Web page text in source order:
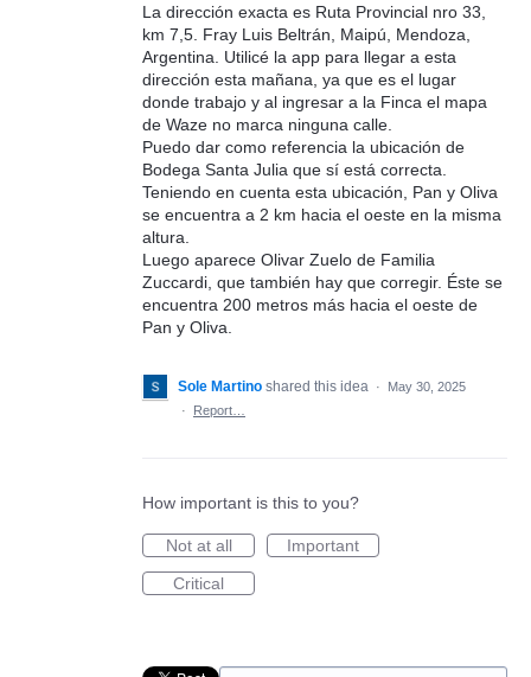
La dirección exacta es Ruta Provincial nro 33,
km 7,5. Fray Luis Beltrán, Maipú, Mendoza,
Argentina. Utilicé la app para llegar a esta
dirección esta mañana, ya que es el lugar
donde trabajo y al ingresar a la Finca el mapa
de Waze no marca ninguna calle.
Puedo dar como referencia la ubicación de
Bodega Santa Julia que sí está correcta.
Teniendo en cuenta esta ubicación, Pan y Oliva
se encuentra a 2 km hacia el oeste en la misma
altura.
Luego aparece Olivar Zuelo de Familia
Zuccardi, que también hay que corregir. Éste se
encuentra 200 metros más hacia el oeste de
Pan y Oliva.
Sole Martino shared this idea ·
May 30, 2025
·
Report…
How important is this to you?
Not at all
Important
Critical